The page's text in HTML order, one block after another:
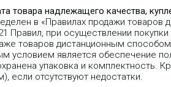
товара надлежащего качества,
в «Правилах продажи
Правил, при осуществлении
товаров дистанционным
условием является обеспечение
упаковка и комплектность.
если отсутствуют недостатки.